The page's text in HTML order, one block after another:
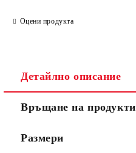
Оцени продукта
Детайлно описание
Връщане на продукти
Размери